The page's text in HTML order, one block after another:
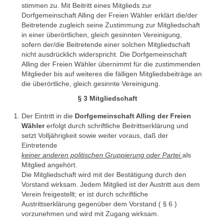
stimmen zu. Mit Beitritt eines Mitglieds zur
Dorfgemeinschaft Alling der Freien Wähler erklärt die/der
Beitretende zugleich seine Zustimmung zur Mitgliedschaft
in einer überörtlichen, gleich gesinnten Vereinigung,
sofern der/die Beitretende einer solchen Mitgliedschaft
nicht ausdrücklich widerspricht. Die Dorfgemeinschaft
Alling der Freien Wähler übernimmt für die zustimmenden
Mitglieder bis auf weiteres die fälligen Mitgliedsbeiträge an
die überörtliche, gleich gesinnte Vereinigung.
§ 3 Mitgliedschaft
Der Eintritt in die Dorfgemeinschaft Alling der Freien
Wählererfolgt durch schriftliche Beitrittserklärung und
setzt Volljährigkeit sowie weiter voraus, daß der
Eintretende
keiner anderen politischen Gruppierung oder Partei als
Mitglied angehört.
Die Mitgliedschaft wird mit der Bestätigung durch den
Vorstand wirksam. Jedem Mitglied ist der Austritt aus dem
Verein freigestellt; er ist durch schriftliche
Austrittserklärung gegenüber dem Vorstand ( § 6 )
vorzunehmen und wird mit Zugang wirksam.